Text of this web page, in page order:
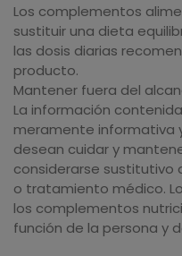
Los complementos
sustituir una dieta
las dosis diarias
producto.
Mantener fuera del
La información
meramente informativa
desean cuidar y
considerarse sustitutivo
o tratamiento médico.
los complementos
función de la persona y